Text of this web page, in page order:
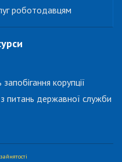
роботодавцям
корупції
питань державної служби